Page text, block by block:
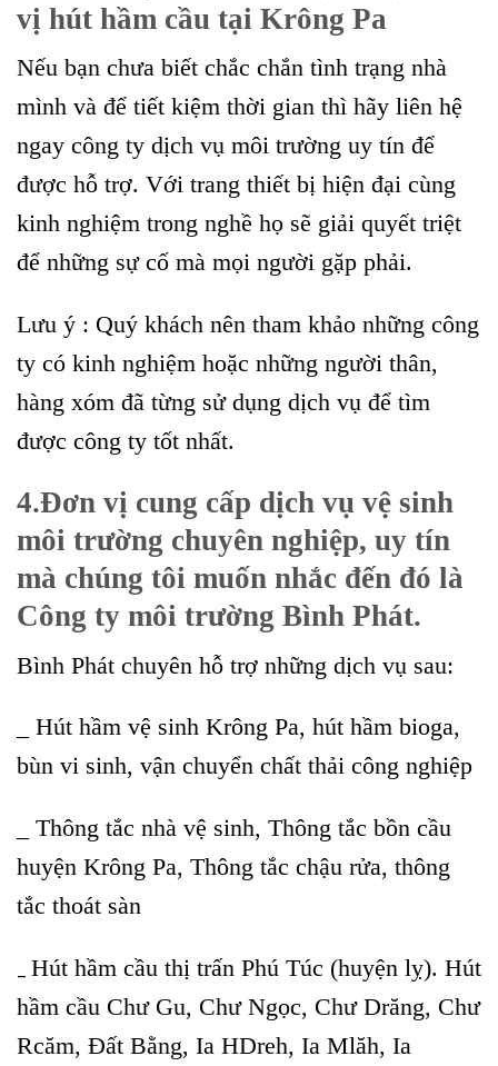
vị hút hầm cầu tại Krông Pa
Nếu bạn chưa biết chắc chắn tình trạng nhà
mình và để tiết kiệm thời gian thì hãy liên hệ
ngay công ty dịch vụ môi trường uy tín để
được hỗ trợ. Với trang thiết bị hiện đại cùng
kinh nghiệm trong nghề họ sẽ giải quyết triệt
để những sự cố mà mọi người gặp phải.
Lưu ý : Quý khách nên tham khảo những công
ty có kinh nghiệm hoặc những người thân,
hàng xóm đã từng sử dụng dịch vụ để tìm
được công ty tốt nhất.
4.Đơn vị cung cấp dịch vụ vệ sinh
môi trường chuyên nghiệp, uy tín
mà chúng tôi muốn nhắc đến đó là
Công ty môi trường Bình Phát.
Bình Phát chuyên hỗ trợ những dịch vụ sau:
_ Hút hầm vệ sinh Krông Pa, hút hầm bioga,
bùn vi sinh, vận chuyển chất thải công nghiệp
_ Thông tắc nhà vệ sinh, Thông tắc bồn cầu
huyện Krông Pa, Thông tắc chậu rửa, thông
tắc thoát sàn
Hút hầm cầu thị trấn Phú Túc (huyện lỵ). Hút
hầm cầu Chư Gu, Chư Ngọc, Chư Drăng, Chư
Rcăm, Đất Bằng, Ia HDreh, Ia Mlăh, Ia